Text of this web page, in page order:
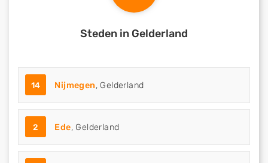
Steden in Gelderland
14 Nijmegen, Gelderland
2 Ede, Gelderland